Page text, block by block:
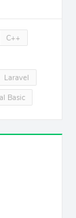
C++
Laravel
Basic